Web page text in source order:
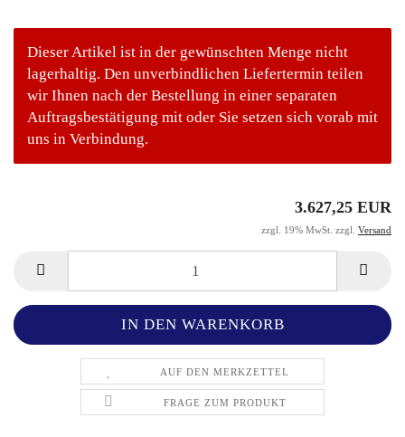
Dieser Artikel ist in der gewünschten Menge nicht
lagerhaltig. Den unverbindlichen Liefertermin teilen
wir Ihnen nach der Bestellung in einer separaten
Auftragsbestätigung mit oder Sie setzen sich vorab mit
uns in Verbindung.
3.627,25 EUR
zzgl. 19% MwSt. zzgl. Versand
AUF DEN MERKZETTEL
FRAGE ZUM PRODUKT